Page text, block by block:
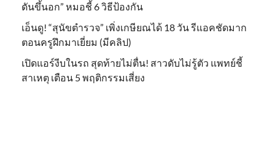
ดันขึ้นอก” หมอชี้ 6 วิธีป้องกัน
เอ็นดู! “สุนัขตำรวจ” เพิ่งเกษียณได้ 18 วัน รีแอคชัดมาก
ตอนครูฝึกมาเยี่ยม (มีคลิป)
เปิดแอร์งีบในรถ สุดท้ายไม่ตื่น! สาวดับไม่รู้ตัว แพทย์ชี้
สาเหตุ เตือน 5 พฤติกรรมเสี่ยง